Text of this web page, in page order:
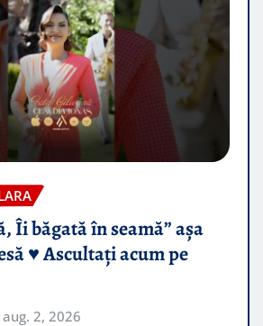
Îi băgată în seamă” așa
♥️ Ascultați acum pe
aug. 2, 2026